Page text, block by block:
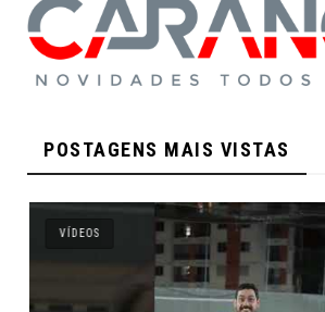
POSTAGENS MAIS VISTAS
VÍDEOS